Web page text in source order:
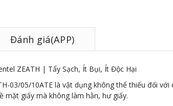
Đánh giá(APP)
ZEATH | Tẩy Sạch, Ít Bụi, Ít Độc Hại
03/05/10ATE là vật dụng không thể thiếu đối
mặt giấy mà không làm hằn, hư giấy.